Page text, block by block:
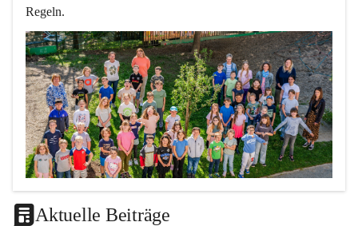
Regeln.
Aktuelle Beiträge